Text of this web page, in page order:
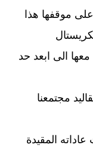
على موقفها هذا
الى ابعد حد
مجتمعنا
المقيدة